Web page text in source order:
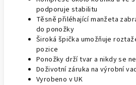
podporuje stabilitu
Těsně přiléhající manžeta
do ponožky
Široká špička umožňuje
pozice
Ponožky drží tvar a nikdy se
Doživotní záruka na výrobní
Vyrobeno v UK